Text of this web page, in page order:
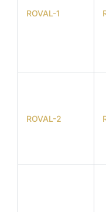
ROVAL-1
ROVAL-2